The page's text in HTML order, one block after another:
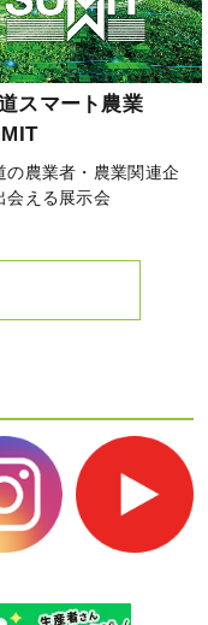
スマート農業
の農業者・農業関連企
会える展示会